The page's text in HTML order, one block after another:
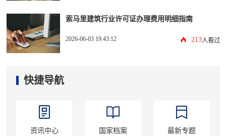
索马里建筑行业许可证办理费用明细指南
2026-06-03 19:43:12 213人看过
快捷导航
资讯中心 国家档案 最新专题